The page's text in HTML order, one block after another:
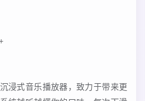
浸式音乐播放器，致力于带来更